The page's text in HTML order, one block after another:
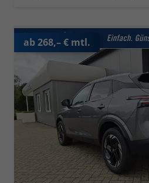
ab 268,– € mtl.